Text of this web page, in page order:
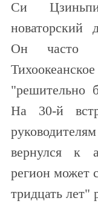
Си
новаторский
Он часто
"решительно
На 30-й
вернулся к
регион может
тридцать лет"